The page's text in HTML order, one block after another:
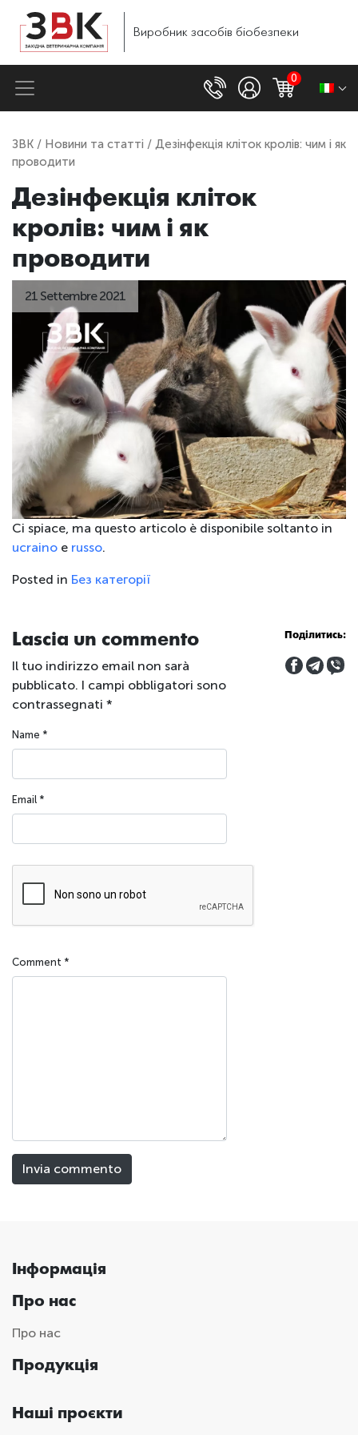
Виробник засобів біобезпеки
0
ЗВК / Новини та статті / Дезінфекція кліток кролів: чим і як
проводити
Дезінфекція кліток
кролів: чим і як
проводити
21 Settembre 2021
Ci spiace, ma questo articolo è disponibile soltanto in
ucraino e russo.
Posted in Без категорії
Lascia un commento
Il tuo indirizzo email non sarà
pubblicato. I campi obbligatori sono
contrassegnati *
Name *
Email *
Comment *
Поділитись:
Інформація
Про нас
Про нас
Продукція
Наші проєкти